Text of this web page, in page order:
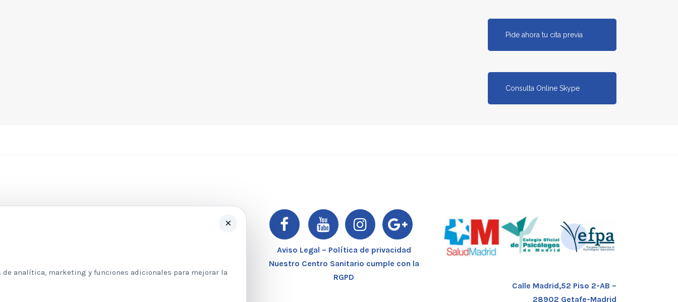
Pide ahora tu cita previa
Consulta Online Skype
Aviso Legal – Política de privacidad
Nuestro Centro Sanitario cumple con la
RGPD
Calle Madrid,52 Piso 2-AB –
28902 Getafe-Madrid
×
analítica, marketing y funciones adicionales para mejorar la